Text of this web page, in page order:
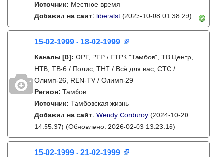
Источник: Местное время
Добавил на сайт: liberalst (2023-10-08 01:38:29)
15-02-1999 - 18-02-1999
Каналы [8]: ОРТ, РТР / ГТРК "Тамбов", ТВ Центр,
НТВ, ТВ-6 / Полис, ТНТ / Всё для вас, СТС /
Олимп-26, REN-TV / Олимп-29
Регион: Тамбов
Источник: Тамбовская жизнь
Добавил на сайт: Wendy Corduroy (2024-10-20
14:55:37) (Обновлено: 2026-02-03 13:23:16)
15-02-1999 - 21-02-1999